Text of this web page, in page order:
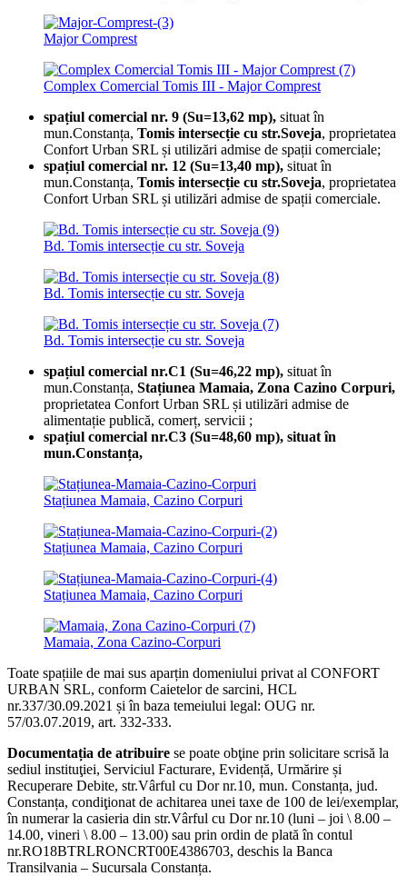
Major Comprest
Complex Comercial Tomis III - Major Comprest
spațiul comercial nr. 9 (Su=13,62 mp), situat în
mun.Constanța, Tomis intersecție cu str.Soveja, proprietatea
Confort Urban SRL și utilizări admise de spații comerciale;
spațiul comercial nr. 12 (Su=13,40 mp), situat în
mun.Constanța, Tomis intersecție cu str.Soveja, proprietatea
Confort Urban SRL și utilizări admise de spații comerciale.
Bd. Tomis intersecție cu str. Soveja
Bd. Tomis intersecție cu str. Soveja
Bd. Tomis intersecție cu str. Soveja
spațiul comercial nr.C1 (Su=46,22 mp), situat în
mun.Constanța, Stațiunea Mamaia, Zona Cazino Corpuri,
proprietatea Confort Urban SRL și utilizări admise de
alimentație publică, comerț, servicii ;
spațiul comercial nr.C3 (Su=48,60 mp), situat în
mun.Constanța,
Stațiunea Mamaia, Cazino Corpuri
Stațiunea Mamaia, Cazino Corpuri
Stațiunea Mamaia, Cazino Corpuri
Mamaia, Zona Cazino-Corpuri
Toate spațiile de mai sus aparțin domeniului privat al CONFORT
URBAN SRL, conform Caietelor de sarcini, HCL
nr.337/30.09.2021 și în baza temeiului legal: OUG nr.
57/03.07.2019, art. 332-333.
Documentația de atribuire se poate obţine prin solicitare scrisă la
sediul instituţiei, Serviciul Facturare, Evidență, Urmărire și
Recuperare Debite, str.Vârful cu Dor nr.10, mun. Constanța, jud.
Constanța, condiţionat de achitarea unei taxe de 100 de lei/exemplar,
în numerar la casieria din str.Vârful cu Dor nr.10 (luni – joi \ 8.00 –
14.00, vineri \ 8.00 – 13.00) sau prin ordin de plată în contul
nr.RO18BTRLRONCRT00E4386703, deschis la Banca
Transilvania – Sucursala Constanța.